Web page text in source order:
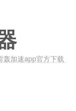
轰加速app官方下载